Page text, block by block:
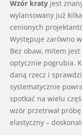
Wzór kraty jest
wylansowany już
cenionych
Występuje zarówno
Bez obaw, mitem
optycznie pogrubia.
daną rzecz i
systematycznie
spotkać na wielu
wzór przetrwał
elastyczny –